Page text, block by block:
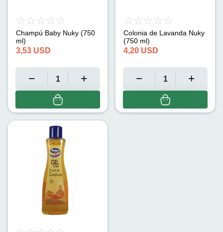
Champú Baby Nuky (750
ml)
3,53 USD
Colonia de Lavanda Nuky
(750 ml)
4,20 USD